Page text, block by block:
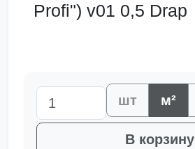
Profi") v01 0,5 Drap
шт м²
В корзину